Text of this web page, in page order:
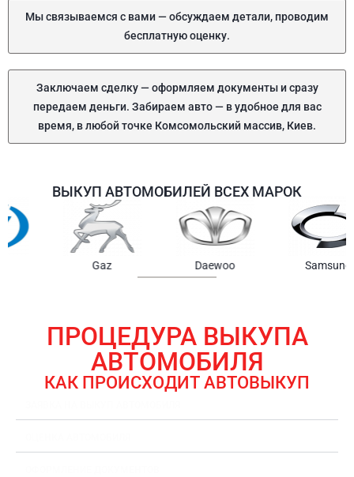
Мы связываемся с вами — обсуждаем детали, проводим
бесплатную оценку.
Заключаем сделку — оформляем документы и сразу
передаем деньги. Забираем авто — в удобное для вас
время, в любой точке Комсомольский массив, Киев.
ВЫКУП АВТОМОБИЛЕЙ ВСЕХ МАРОК
Chrysler
ПРОЦЕДУРА ВЫКУПА
АВТОМОБИЛЯ
КАК ПРОИСХОДИТ АВТОВЫКУП